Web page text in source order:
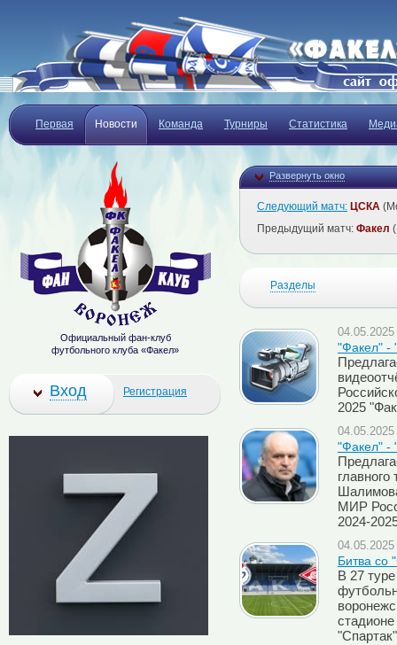
Первая Новости Команда Турниры Статистика
Развернуть окно
Следующий матч: ЦСКА
Предыдущий матч: Факел
Разделы
"Факел" -
2025
"Факел" -
МИР
2024-
Битва со
В 27
Официальный фан-клуб
футбольного клуба «Факел»
Вход Регистрация